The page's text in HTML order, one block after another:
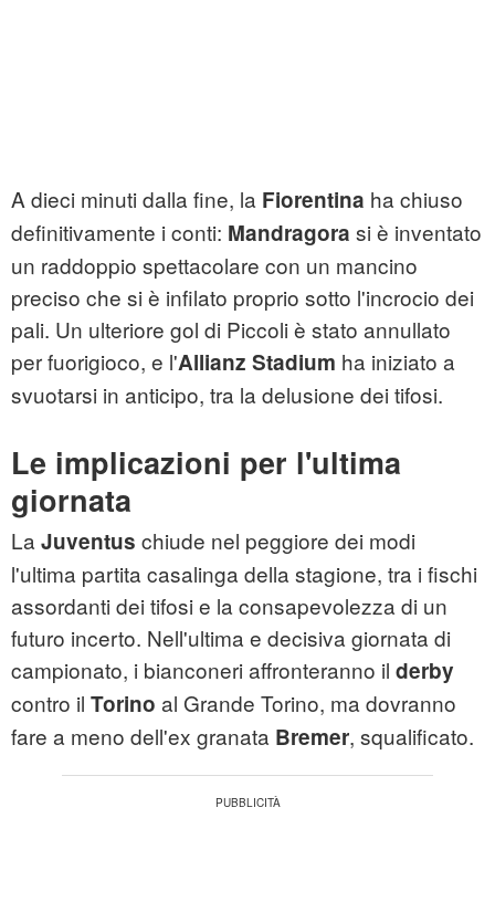
A dieci minuti dalla fine, la Fiorentina ha chiuso
definitivamente i conti: Mandragora si è inventato
un raddoppio spettacolare con un mancino
preciso che si è infilato proprio sotto l'incrocio dei
pali. Un ulteriore gol di Piccoli è stato annullato
per fuorigioco, e l'Allianz Stadium ha iniziato a
svuotarsi in anticipo, tra la delusione dei tifosi.
Le implicazioni per l'ultima
giornata
La Juventus chiude nel peggiore dei modi
l'ultima partita casalinga della stagione, tra i fischi
assordanti dei tifosi e la consapevolezza di un
futuro incerto. Nell'ultima e decisiva giornata di
campionato, i bianconeri affronteranno il derby
contro il Torino al Grande Torino, ma dovranno
fare a meno dell'ex granata Bremer, squalificato.